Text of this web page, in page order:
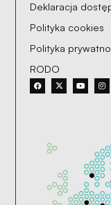
Deklaracja
Polityka cookies
Polityka
RODO